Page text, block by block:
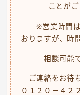
ことがご
※営業時間は
おりますが、時
相談可能で
ご連絡をお待
０１２０－４２